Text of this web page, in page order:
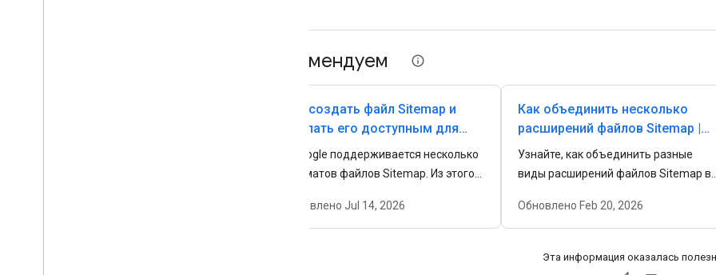
Рекомендуем
Как создать файл Sitemap и
сделать его доступным для
Google | Центр Google Поиска
В Google поддерживается несколько
форматов файлов Sitemap. Из этого
существуют форматы, как создать
файл Sitemap и отправить его в
Обновлено Jul 14, 2026
Как объединить несколько
расширений файлов Sitemap |
Центр Google Поиска
Узнайте, как объединить разные
виды расширений файлов Sitemap в
Обновлено Feb 20, 2026
Эта информация оказалась